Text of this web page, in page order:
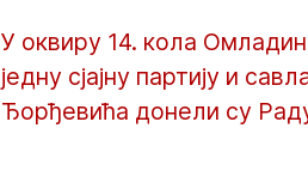
У оквиру 14. кола
једну сјајну партију и
Ђорђевића донели су